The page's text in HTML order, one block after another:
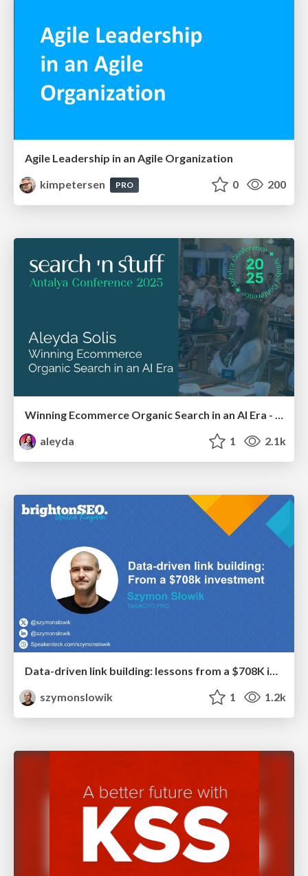
Agile Leadership in an Agile Organization
kimpetersen
PRO 0 200
aleyda
1 2.1k
Data-driven link building: lessons from a $708K investment (BrightonSEO talk)
szymonslowik
1 1.2k